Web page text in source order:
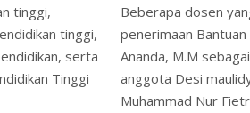
tinggi,
tinggi,
serta
Tinggi
Beberapa dosen
penerimaan
Ananda, M.M
anggota Desi
Muhammad Nur